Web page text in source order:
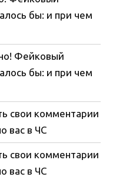
бы: и при чем
Фейковый
бы: и при чем
свои комментарии
вас в ЧС
свои комментарии
вас в ЧС